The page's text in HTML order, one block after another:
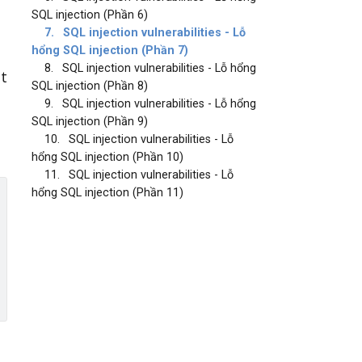
SQL injection (Phần 6)
7.
SQL injection vulnerabilities - Lỗ
hổng SQL injection (Phần 7)
8.
SQL injection vulnerabilities - Lỗ hổng
SQL injection (Phần 8)
9.
SQL injection vulnerabilities - Lỗ hổng
SQL injection (Phần 9)
10.
SQL injection vulnerabilities - Lỗ
hổng SQL injection (Phần 10)
11.
SQL injection vulnerabilities - Lỗ
hổng SQL injection (Phần 11)